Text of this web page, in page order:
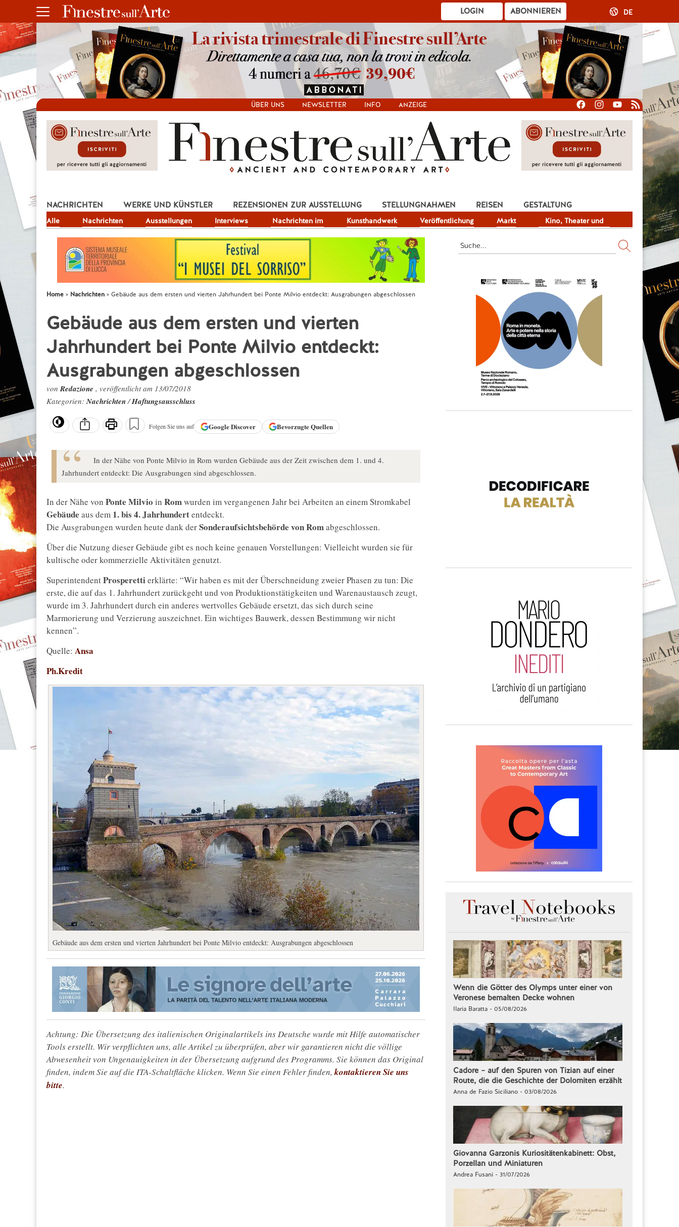
ABONNIEREN
LOGIN DE
ÜBER UNS NEWSLETTER INFO ANZEIGE
NACHRICHTEN
Alle Nachrichten Ausstellungen Interviews
Nachrichten im
Fokus
Kunsthandwerk Veröffentlichung Markt
Kino, Theater und
Fernsehen
WERKE UND KÜNSTLER REZENSIONEN ZUR AUSSTELLUNG STELLUNGNAHMEN REISEN
GESTALTUNG
JOB
Home Nachrichten Gebäude aus dem ersten und vierten Jahrhundert bei Ponte Milvio entdeckt: Ausgrabungen abgeschlossen
Gebäude aus dem ersten und vierten
Jahrhundert bei Ponte Milvio entdeckt:
Ausgrabungen abgeschlossen
vonRedazione , veröffentlicht am 13/07/2018
Kategorien:Nachrichten/Haftungsausschluss
Folgen Sie uns auf GoogleDiscover Bevorzugte Quellen
In der Nähe von Ponte Milvio in Rom wurden Gebäude aus der Zeit zwischen dem 1. und 4.
Jahrhundert entdeckt: Die Ausgrabungen sind abgeschlossen.
In der Nähe von Ponte Milvio in Romwurden im vergangenen Jahr bei Arbeiten an einem Stromkabel
Gebäude aus dem 1. bis 4. Jahrhundertentdeckt.
Die Ausgrabungen wurden heute dank derSonderaufsichtsbehörde von Romabgeschlossen.
Über die Nutzung dieser Gebäude gibt es noch keine genauen Vorstellungen: Vielleicht wurden sie für
kultische oder kommerzielle Aktivitäten genutzt.
SuperintendentProsperettierklärte: “Wir haben es mit der Überschneidung zweier Phasen zu tun: Die
erste, die auf das 1. Jahrhundert zurückgeht und von Produktionstätigkeiten und Warenaustausch zeugt,
wurde im 3. Jahrhundert durch ein anderes wertvolles Gebäude ersetzt, das sich durch seine
Marmorierung und Verzierung auszeichnet. Ein wichtiges Bauwerk, dessen Bestimmung wir nicht
kennen”.
Quelle: Ansa
Ph.Kredit
Gebäude aus dem ersten und vierten Jahrhundert bei Ponte Milvio entdeckt: Ausgrabungen abgeschlossen
Achtung: Die Übersetzung des italienischen Originalartikels ins Deutsche wurde mit Hilfe automatischer
Tools erstellt. Wir verpflichten uns, alle Artikel zu überprüfen, aber wir garantieren nicht die völlige
Abwesenheit von Ungenauigkeiten in der Übersetzung aufgrund des Programms. Sie können das Original
finden, indem Sie auf die ITA-Schaltfläche klicken. Wenn Sie einen Fehler finden,kontaktieren Sie uns
bitte.
Wenn die Götter des Olymps unter einer von
Veronese bemalten Decke wohnen
Ilaria Baratta - 05/08/2026
Cadore – auf den Spuren von Tizian auf einer
Route, die die Geschichte der Dolomiten erzählt
Anna de Fazio Siciliano - 03/08/2026
Giovanna Garzonis Kuriositätenkabinett: Obst,
Porzellan und Miniaturen
Andrea Fusani - 31/07/2026